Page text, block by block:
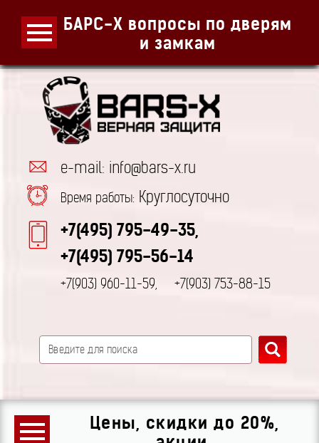
БАРС-Х вопросы по дверям
и замкам
e-mail: info@bars-x.ru
Время работы: Круглосуточно
+7(495) 795-49-35,
+7(495) 795-56-14
+7(903) 960-11-59, +7(903) 753-88-15
Цены, скидки до 20%,